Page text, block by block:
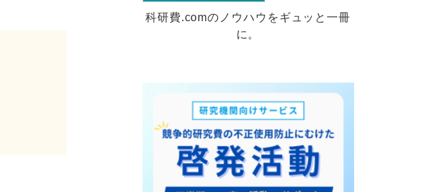
科研費.comのノウハウをギュッと一冊
に。